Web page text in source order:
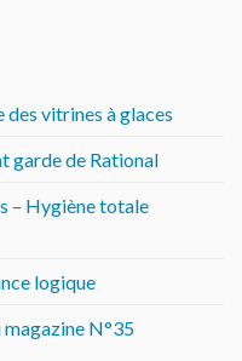
des vitrines à glaces
garde de Rational
– Hygiène totale
logique
magazine N°35